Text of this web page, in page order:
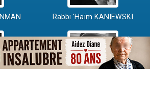
Rabbi 'Haïm KANIEWSKI